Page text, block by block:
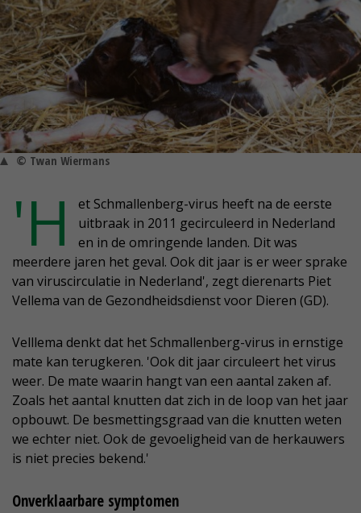
© Twan Wiermans
'H
et Schmallenberg-virus heeft na de eerste
uitbraak in 2011 gecirculeerd in Nederland
en in de omringende landen. Dit was
meerdere jaren het geval. Ook dit jaar is er weer sprake
van viruscirculatie in Nederland', zegt dierenarts Piet
Vellema van de Gezondheidsdienst voor Dieren (GD).
Velllema denkt dat het Schmallenberg-virus in ernstige
mate kan terugkeren. 'Ook dit jaar circuleert het virus
weer. De mate waarin hangt van een aantal zaken af.
Zoals het aantal knutten dat zich in de loop van het jaar
opbouwt. De besmettingsgraad van die knutten weten
we echter niet. Ook de gevoeligheid van de herkauwers
is niet precies bekend.'
Onverklaarbare symptomen